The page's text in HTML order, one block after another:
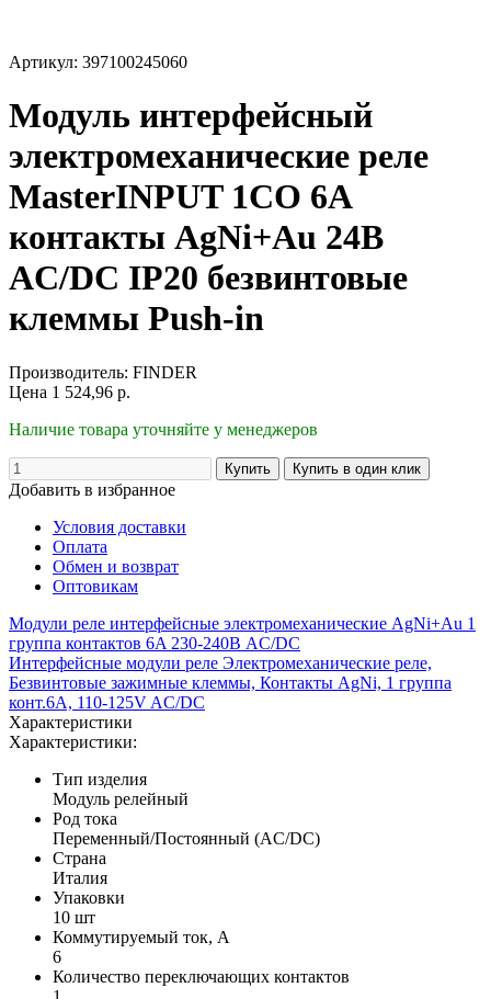
Артикул: 397100245060
Модуль интерфейсный
электромеханические реле
MasterINPUT 1CO 6A
контакты AgNi+Au 24В
AC/DC IP20 безвинтовые
клеммы Push-in
Производитель: FINDER
Цена 1 524,96 р.
Наличие товара уточняйте у менеджеров
Добавить в избранное
Условия доставки
Оплата
Обмен и возврат
Оптовикам
Модули реле интерфейсные электромеханические AgNi+Au 1
группа контактов 6A 230-240В AC/DC
Интерфейсные модули реле Электромеханические реле,
Безвинтовые зажимные клеммы, Контакты AgNi, 1 группа
конт.6A, 110-125V AC/DC
Характеристики
Характеристики:
Тип изделия
Модуль релейный
Род тока
Переменный/Постоянный (AC/DC)
Страна
Италия
Упаковки
10 шт
Коммутируемый ток, А
6
Количество переключающих контактов